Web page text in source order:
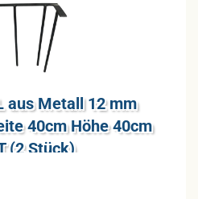
aus Me­tall 12 mm
40cm Höhe 40cm
(2 Stück)